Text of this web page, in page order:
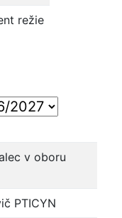
režie
v oboru
PTICYN